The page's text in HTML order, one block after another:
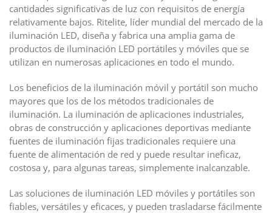
cantidades significativas de luz con requisitos de energía
relativamente bajos. Ritelite, líder mundial del mercado de la
iluminación LED, diseña y fabrica una amplia gama de
productos de iluminación LED portátiles y móviles que se
utilizan en numerosas aplicaciones en todo el mundo.
Los beneficios de la iluminación móvil y portátil son mucho
mayores que los de los métodos tradicionales de
iluminación. La iluminación de aplicaciones industriales,
obras de construcción y aplicaciones deportivas mediante
fuentes de iluminación fijas tradicionales requiere una
fuente de alimentación de red y puede resultar ineficaz,
costosa y, para algunas tareas, simplemente inalcanzable.
Las soluciones de iluminación LED móviles y portátiles son
fiables, versátiles y eficaces, y pueden trasladarse fácilmente